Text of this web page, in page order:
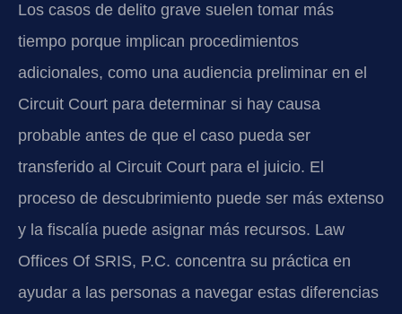
Los casos de delito grave suelen tomar más
tiempo porque implican procedimientos
adicionales, como una audiencia preliminar en el
Circuit Court para determinar si hay causa
probable antes de que el caso pueda ser
transferido al Circuit Court para el juicio. El
proceso de descubrimiento puede ser más extenso
y la fiscalía puede asignar más recursos. Law
Offices Of SRIS, P.C. concentra su práctica en
ayudar a las personas a navegar estas diferencias